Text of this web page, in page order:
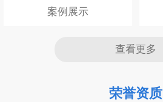
案例展示
查看更多
荣誉资质